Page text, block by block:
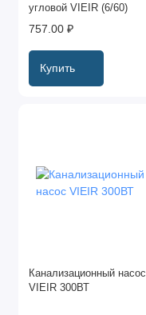
угловой VIEIR (6/60)
757.00 ₽
Купить
Канализационный насос
VIEIR 300ВТ